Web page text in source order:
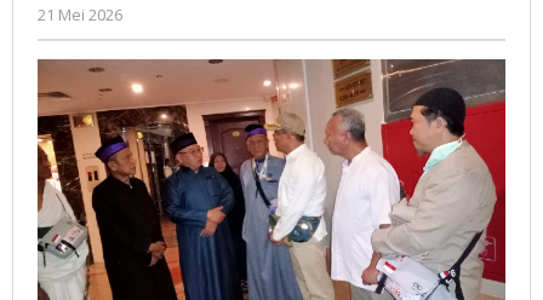
21 Mei 2026
Gatot
Susanto